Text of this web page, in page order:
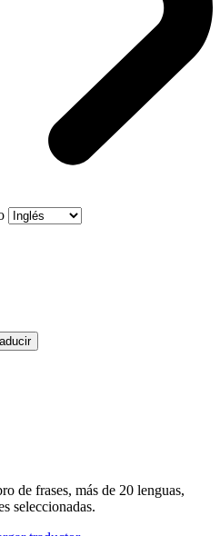
de frases, más de 20 lenguas,
seleccionadas.